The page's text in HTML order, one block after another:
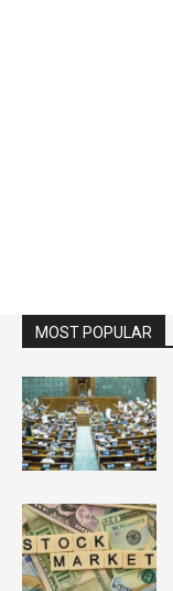
MOST POPULAR